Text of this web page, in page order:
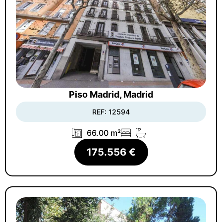
Piso Madrid, Madrid
REF: 12594
66.00 m²
175.556 €